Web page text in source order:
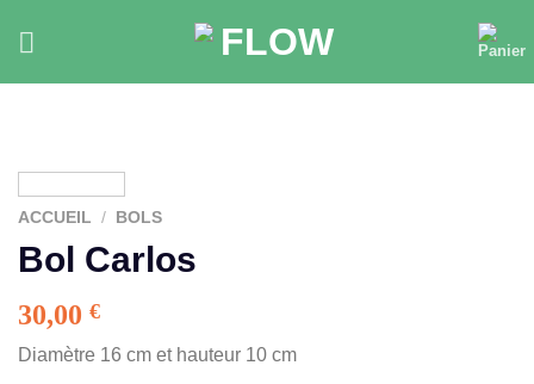
content
ACCUEIL / BOLS
Bol Carlos
30,00 €
Diamètre 16 cm et hauteur 10 cm